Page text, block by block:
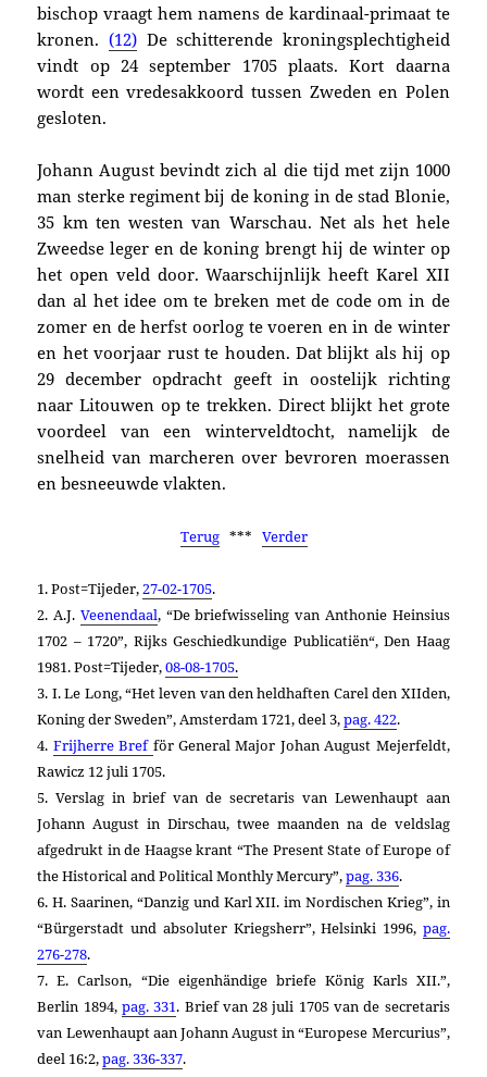
bischop vraagt hem namens de kardinaal-primaat te
kronen. (12)De schitterende kroningsplechtigheid
vindt op 24 september 1705 plaats. Kort daarna
wordt een vredesakkoord tussen Zweden en Polen
gesloten.
Johann August bevindt zich al die tijd met zijn 1000
man sterke regiment bij de koning in de stad Blonie,
35 km ten westen van Warschau. Net als het hele
Zweedse leger en de koning brengt hij de winter op
het open veld door. Waarschijnlijk heeft Karel XII
dan al het idee om te breken met de code om in de
zomer en de herfst oorlog te voeren en in de winter
en het voorjaar rust te houden. Dat blijkt als hij op
29 december opdracht geeft in oostelijk richting
naar Litouwen op te trekken. Direct blijkt het grote
voordeel van een winterveldtocht, namelijk de
snelheid van marcheren over bevroren moerassen
en besneeuwde vlakten.
Terug*** Verder
1. Post=Tijeder,27-02-1705.
2. A.J. Veenendaal, “De briefwisseling van Anthonie Heinsius
1702 – 1720”, Rijks Geschiedkundige Publicatiën“, Den Haag
1981. Post=Tijeder,08-08-1705.
3. I. Le Long,“Het leven van den heldhaften Carel den XIIden,
Koning der Sweden”, Amsterdam 1721, deel 3,pag. 422.
4. Frijherre Bref för General Major Johan August Mejerfeldt,
Rawicz 12 juli 1705.
5. Verslag in brief van de secretaris van Lewenhaupt aan
Johann August in Dirschau, twee maanden na de veldslag
afgedrukt in de Haagse krant “The Present State of Europe of
the Historical and Political Monthly Mercury”,pag. 336.
6.H. Saarinen, “Danzig und Karl XII. im Nordischen Krieg”, in
“Bürgerstadt und absoluter Kriegsherr”,Helsinki 1996, pag.
276-278.
7. E. Carlson, “Die eigenhändige briefe König Karls XII.”,
Berlin 1894,pag. 331. Brief van 28 juli 1705 van de secretaris
van Lewenhaupt aan Johann August in “Europese Mercurius”,
deel 16:2,pag. 336-337.